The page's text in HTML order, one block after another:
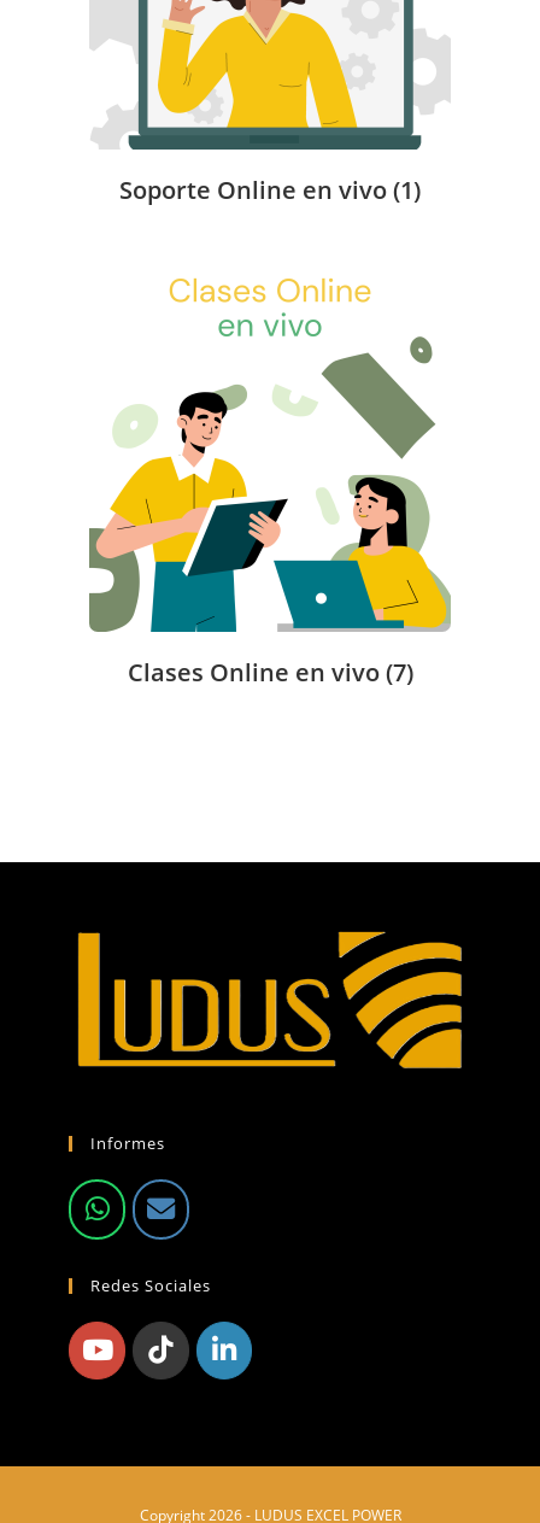
Soporte Online en vivo(1)
Clases Online en vivo(7)
Informes
Redes Sociales
Copyright 2026 - LUDUS EXCEL POWER